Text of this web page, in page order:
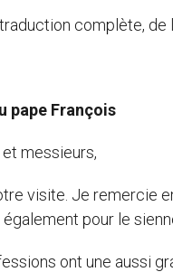
complète, de
pape François
messieurs,
visite. Je remercie
pour le
ont une aussi